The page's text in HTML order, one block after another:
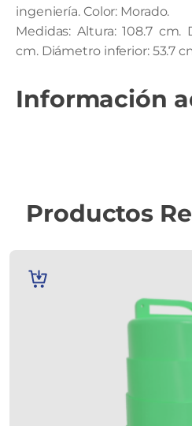
ingeniería. Color: Morado.
Medidas: Altura: 108.7 cm.
cm. Diámetro inferior: 53.7
Información
Productos
AÑADIR
AL
CARRITO